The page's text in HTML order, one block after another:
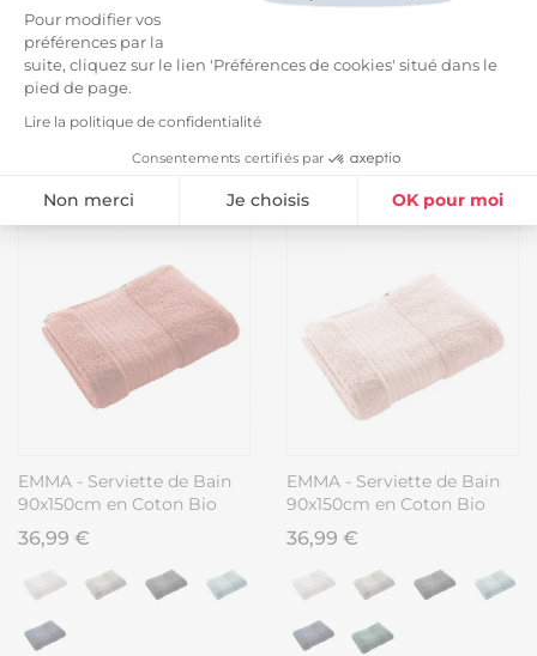
Pour modifier vos
préférences par la
suite, cliquez sur le lien 'Préférences de cookies' situé dans le
pied de page.
Lire la politique de confidentialité
Consentements certifiés par
Non merci Je choisis OK pour moi
Notre plateforme vous permet d'adapter et de gérer vos
OUREA - Serviette de Bain
90x150cm Gaze de Coton
Terracotta
27,99 €
EMMA - Serviette de Bain
Coloris Chantilly
36,99 €
EMMA - Serviette de Bain
90x150cm en Coton Bio
Coloris Terracotta
36,99 €
EMMA - Serviette de Bain
90x150cm en Coton Bio
Coloris Rose Poudré
36,99 €